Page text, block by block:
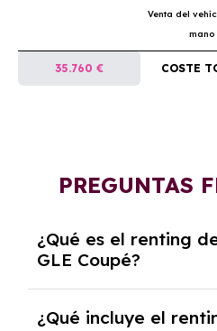
Venta del
mano
35.760 € COSTE
PREGUNTAS
¿Qué es el renting
GLE Coupé?
contrato de alquiler a
¿Qué incluye el